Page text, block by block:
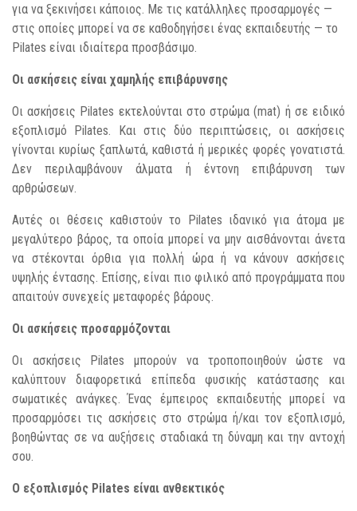
για να ξεκινήσει κάποιος. Με τις κατάλληλες προσαρμογές —
στις οποίες μπορεί να σε καθοδηγήσει ένας εκπαιδευτής — το
Pilates είναι ιδιαίτερα προσβάσιμο.
Οι ασκήσεις είναι χαμηλής επιβάρυνσης
Οι ασκήσεις Pilates εκτελούνται στο στρώμα (mat) ή σε ειδικό
εξοπλισμό Pilates. Και στις δύο περιπτώσεις, οι ασκήσεις
γίνονται κυρίως ξαπλωτά, καθιστά ή μερικές φορές γονατιστά.
Δεν περιλαμβάνουν άλματα ή έντονη επιβάρυνση των
αρθρώσεων.
Αυτές οι θέσεις καθιστούν το Pilates ιδανικό για άτομα με
μεγαλύτερο βάρος, τα οποία μπορεί να μην αισθάνονται άνετα
να στέκονται όρθια για πολλή ώρα ή να κάνουν ασκήσεις
υψηλής έντασης. Επίσης, είναι πιο φιλικό από προγράμματα που
απαιτούν συνεχείς μεταφορές βάρους.
Οι ασκήσεις προσαρμόζονται
Οι ασκήσεις Pilates μπορούν να τροποποιηθούν ώστε να
καλύπτουν διαφορετικά επίπεδα φυσικής κατάστασης και
σωματικές ανάγκες. Ένας έμπειρος εκπαιδευτής μπορεί να
προσαρμόσει τις ασκήσεις στο στρώμα ή/και τον εξοπλισμό,
βοηθώντας σε να αυξήσεις σταδιακά τη δύναμη και την αντοχή
σου.
Ο εξοπλισμός Pilates είναι ανθεκτικός